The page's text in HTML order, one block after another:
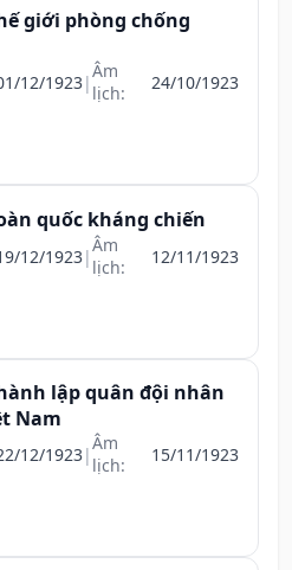
giới phòng chống
12/1923|Âm
lịch:
24/10/1923
quốc kháng chiến
12/1923|Âm
lịch:
12/11/1923
lập quân đội nhân
Nam
12/1923|Âm
lịch:
15/11/1923